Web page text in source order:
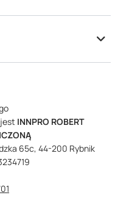
jest INNPRO ROBERT
65c, 44-200 Rybnik